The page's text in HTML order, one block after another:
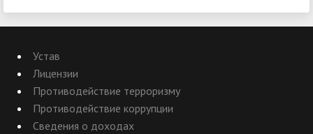
Устав
Лицензии
Противодействие терроризму
Противодействие коррупции
Сведения о доходах